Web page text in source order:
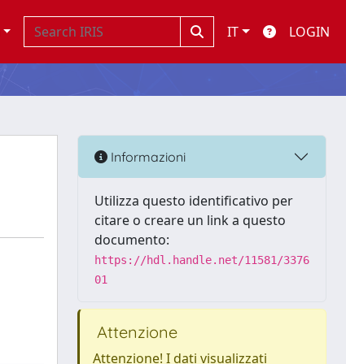
IT LOGIN
Informazioni
Utilizza questo identificativo per
citare o creare un link a questo
documento:
https://hdl.handle.net/11581/3376
01
Attenzione
Attenzione! I dati visualizzati